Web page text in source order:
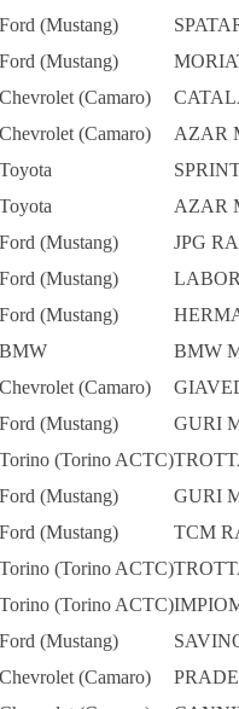
Ford (Mustang)
Ford (Mustang)
Chevrolet (Camaro)
Chevrolet (Camaro)
AZAR
Toyota
Toyota
AZAR
Ford (Mustang)
JPG
Ford (Mustang)
Ford (Mustang)
BMW
BMW
Chevrolet (Camaro)
Ford (Mustang)
GURI
Torino (Torino ACTC)
Ford (Mustang)
GURI
Ford (Mustang)
TCM
Torino (Torino ACTC)
Torino (Torino ACTC)
Ford (Mustang)
Chevrolet (Camaro)